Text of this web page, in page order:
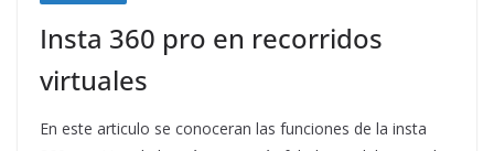
Insta 360 pro en recorridos
virtuales
En este articulo se conoceran las funciones de la insta